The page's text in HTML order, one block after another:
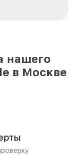
нашего
в Москве